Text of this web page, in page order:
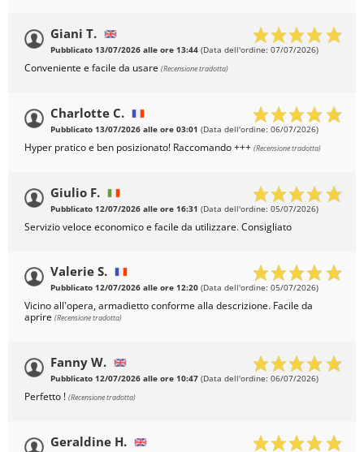
Giani T.
Pubblicato 13/07/2026 alle ore 13:44 (Data dell'ordine: 07/07/2026)
Conveniente e facile da usare (Recensione tradotta)
Charlotte C.
Pubblicato 13/07/2026 alle ore 03:01 (Data dell'ordine: 06/07/2026)
Hyper pratico e ben posizionato! Raccomando +++ (Recensione tradotta)
Giulio F.
Pubblicato 12/07/2026 alle ore 16:31 (Data dell'ordine: 05/07/2026)
Servizio veloce economico e facile da utilizzare. Consigliato
Valerie S.
Pubblicato 12/07/2026 alle ore 12:20 (Data dell'ordine: 05/07/2026)
Vicino all'opera, armadietto conforme alla descrizione. Facile da
aprire (Recensione tradotta)
Fanny W.
Pubblicato 12/07/2026 alle ore 10:47 (Data dell'ordine: 06/07/2026)
Perfetto ! (Recensione tradotta)
Geraldine H.